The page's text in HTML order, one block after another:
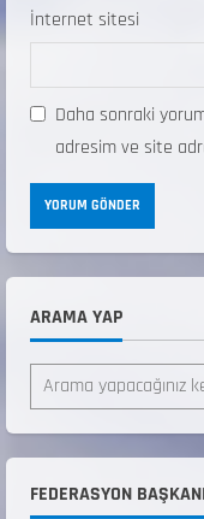
İnternet sitesi
Daha sonraki
adresim ve site
ARAMA YAP
FEDERASYON
2 22